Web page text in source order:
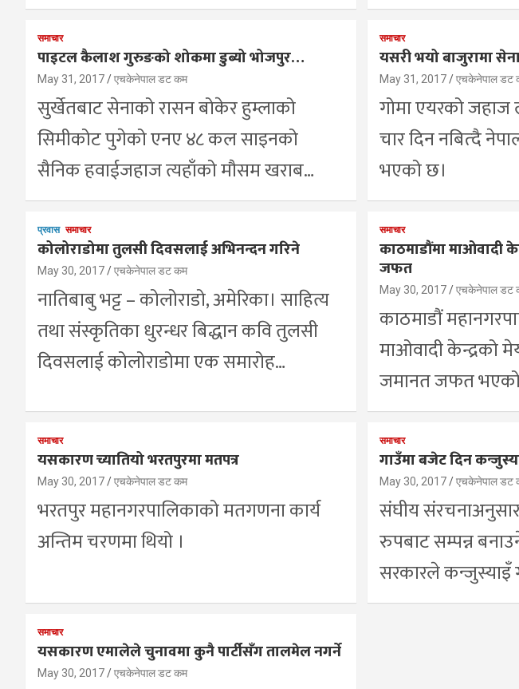
समाचार
पाइटल कैलाश गुरुङको शोकमा डुब्यो भोजपुर…
May 31, 2017 एचकेनेपाल डट कम
सुर्खेतबाट सेनाको रासन बोकेर हुम्लाको
सिमीकोट पुगेको एनए ४८ कल साइनको
सैनिक हवाईजहाज त्यहाँको मौसम खराब…
समाचार
यसरी भयो बाजुरामा
May 31, 2017 एचकेनेपाल डट
गोमा एयरको जहाज
चार दिन नबित्दै
भएको छ।
प्रवास समाचार
कोलोराडोमा तुलसी दिवसलाई अभिनन्दन गरिने
May 30, 2017 एचकेनेपाल डट कम
नातिबाबु भट्ट – कोलोराडो, अमेरिका। साहित्य
तथा संस्कृतिका धुरन्धर बिद्धान कवि तुलसी
दिवसलाई कोलोराडोमा एक समारोह…
समाचार
काठमाडौंमा माओवादी
जफत
May 30, 2017 एचकेनेपाल डट
काठमाडौं
माओवादी केन्द्रको
जमानत जफत
समाचार
यसकारण च्यातियो भरतपुरमा मतपत्र
May 30, 2017 एचकेनेपाल डट कम
भरतपुर महानगरपालिकाको मतगणना कार्य
अन्तिम चरणमा थियो ।
समाचार
गाउँमा बजेट दिन
May 30, 2017 एचकेनेपाल डट
संघीय
रुपबाट सम्पन्न
सरकारले कन्जुस्याइँ
समाचार
यसकारण एमालेले चुनावमा कुनै पार्टीसँग तालमेल नगर्ने
May 30, 2017 एचकेनेपाल डट कम